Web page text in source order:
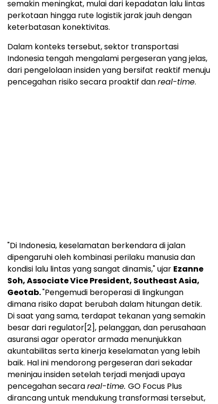
semakin meningkat, mulai dari kepadatan lalu lintas
perkotaan hingga rute logistik jarak jauh dengan
keterbatasan konektivitas.
Dalam konteks tersebut, sektor transportasi
Indonesia tengah mengalami pergeseran yang jelas,
dari pengelolaan insiden yang bersifat reaktif menuju
pencegahan risiko secara proaktif danreal-time.
"Di Indonesia, keselamatan berkendara di jalan
dipengaruhi oleh kombinasi perilaku manusia dan
kondisi lalu lintas yang sangat dinamis," ujar Ezanne
Soh, Associate Vice President, Southeast Asia,
Geotab."Pengemudi beroperasi di lingkungan
dimana risiko dapat berubah dalam hitungan detik.
Di saat yang sama, terdapat tekanan yang semakin
besar dari regulator[2], pelanggan, dan perusahaan
asuransi agar operator armada menunjukkan
akuntabilitas serta kinerja keselamatan yang lebih
baik. Hal ini mendorong pergeseran dari sekadar
meninjau insiden setelah terjadi menjadi upaya
pencegahan secarareal-time. GO Focus Plus
dirancang untuk mendukung transformasi tersebut,